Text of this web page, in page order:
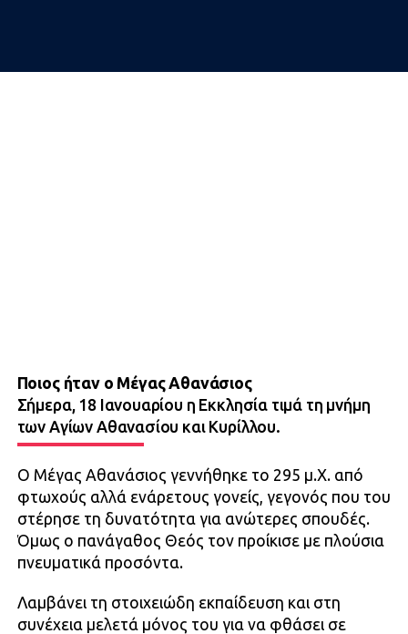
Ποιος ήταν ο Μέγας Αθανάσιος
Σήμερα, 18 Ιανουαρίου η Εκκλησία τιμά τη μνήμη
των Αγίων Αθανασίου και Κυρίλλου.
Ο Μέγας Αθανάσιος γεννήθηκε το 295 μ.Χ. από
φτωχούς αλλά ενάρετους γονείς, γεγονός που του
στέρησε τη δυνατότητα για ανώτερες σπουδές.
Όμως ο πανάγαθος Θεός τον προίκισε με πλούσια
πνευματικά προσόντα.
Λαμβάνει τη στοιχειώδη εκπαίδευση και στη
συνέχεια μελετά μόνος του για να φθάσει σε